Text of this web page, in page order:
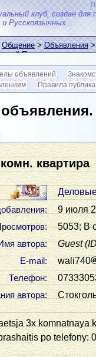
клуб, создан для
Русскоязычных...
Общение>Объявления>
Пальмы
объявлений
Правила
квартира
9 июля
5053; В
автора: Guest
Е-mail: wali740
Телефон:
автора:
3x komnatnaya
po telefony: